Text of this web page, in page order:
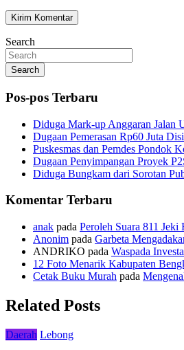
Search
Search
Pos-pos Terbaru
Diduga Mark-up Anggaran Jalan
Dugaan Pemerasan Rp60 Juta
Puskesmas dan Pemdes Pondok
Dugaan Penyimpangan Proyek
Diduga Bungkam dari Sorotan
Komentar Terbaru
anak pada Peroleh Suara 811
Anonim pada Garbeta
ANDRIKO pada Waspada
12 Foto Menarik Kabupaten
Cetak Buku Murah pada
Related Posts
Daerah Lebong